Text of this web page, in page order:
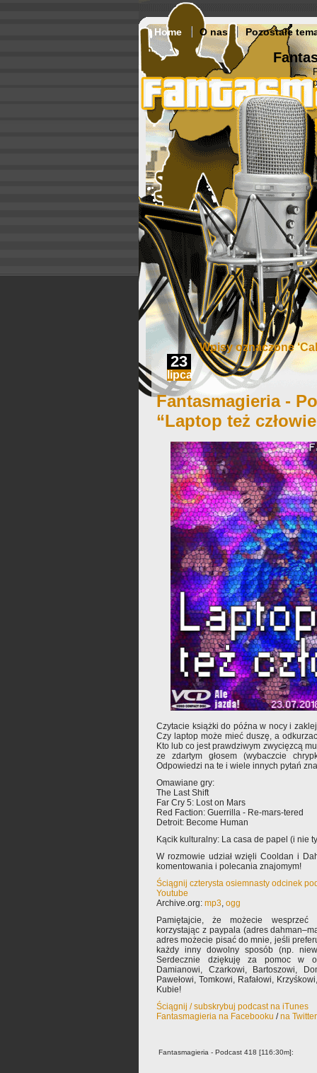
Home O nas Pozostałe
Wpisy oznaczone
23
lipca
Fantasmagieria -
“Laptop też
Czytacie książki do późna w nocy i
Czy laptop może mieć duszę, a
Kto lub co jest prawdziwym zwycięzcą
ze zdartym głosem (wybaczcie
Odpowiedzi na te i wiele innych pytań
Omawiane gry:
The Last Shift
Far Cry 5: Lost on Mars
Red Faction: Guerrilla - Re-mars-tered
Detroit: Become Human
Kącik kulturalny: La casa de papel (i nie
W rozmowie udział wzięli Cooldan i
komentowania i polecania znajomym!
Ściągnij czterysta osiemnasty odcinek
Youtube
Archive.org: mp3, ogg
Pamiętajcie, że możecie wesprzeć
korzystając z paypala (adres
adres możecie pisać do mnie, jeśli
każdy inny dowolny sposób (np.
Serdecznie dziękuję za pomoc w
Damianowi, Czarkowi, Bartoszowi,
Pawełowi, Tomkowi, Rafałowi,
Kubie!
Ściągnij / subskrybuj podcast na iTunes
Fantasmagieria na Facebooku /na
Fantasmagieria - Podcast 418 [116:30m]: